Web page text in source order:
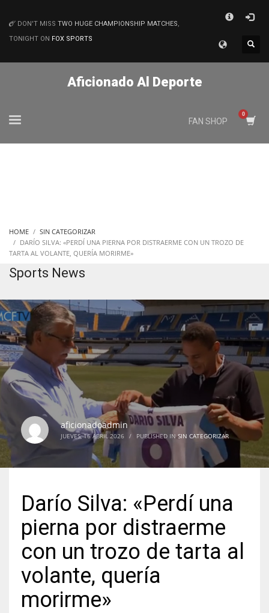
MATCHES
NYJ
DON'T MISS TWO HUGE CHAMPIONSHIP MATCHES,
TONIGHT ON FOX SPORTS
Aficionado Al Deporte
FAN SHOP
HOME
SIN CATEGORIZAR
DARÍO SILVA: «PERDÍ UNA PIERNA POR DISTRAERME CON UN TROZO DE
TARTA AL VOLANTE, QUERÍA MORIRME»
Sports News
aficionadoadmin
JUEVES, 16 ABRIL 2026 / PUBLISHED INSIN CATEGORIZAR
Darío Silva: «Perdí una
pierna por distraerme
con un trozo de tarta al
volante, quería
morirme»